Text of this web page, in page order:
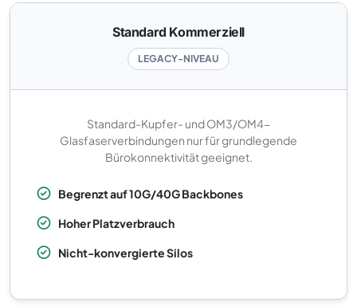
Standard Kommerziell
LEGACY-NIVEAU
Standard-Kupfer- und OM3/OM4-
Glasfaserverbindungen nur für grundlegende
Bürokonnektivität geeignet.
Begrenzt auf 10G/40G Backbones
Hoher Platzverbrauch
Nicht-konvergierte Silos